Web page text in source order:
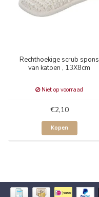
Rechthoekige scrub spons
van katoen , 13X8cm
Niet op voorraad
€2,10
Kopen